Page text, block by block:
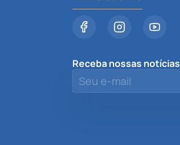
Receba nossas notícias